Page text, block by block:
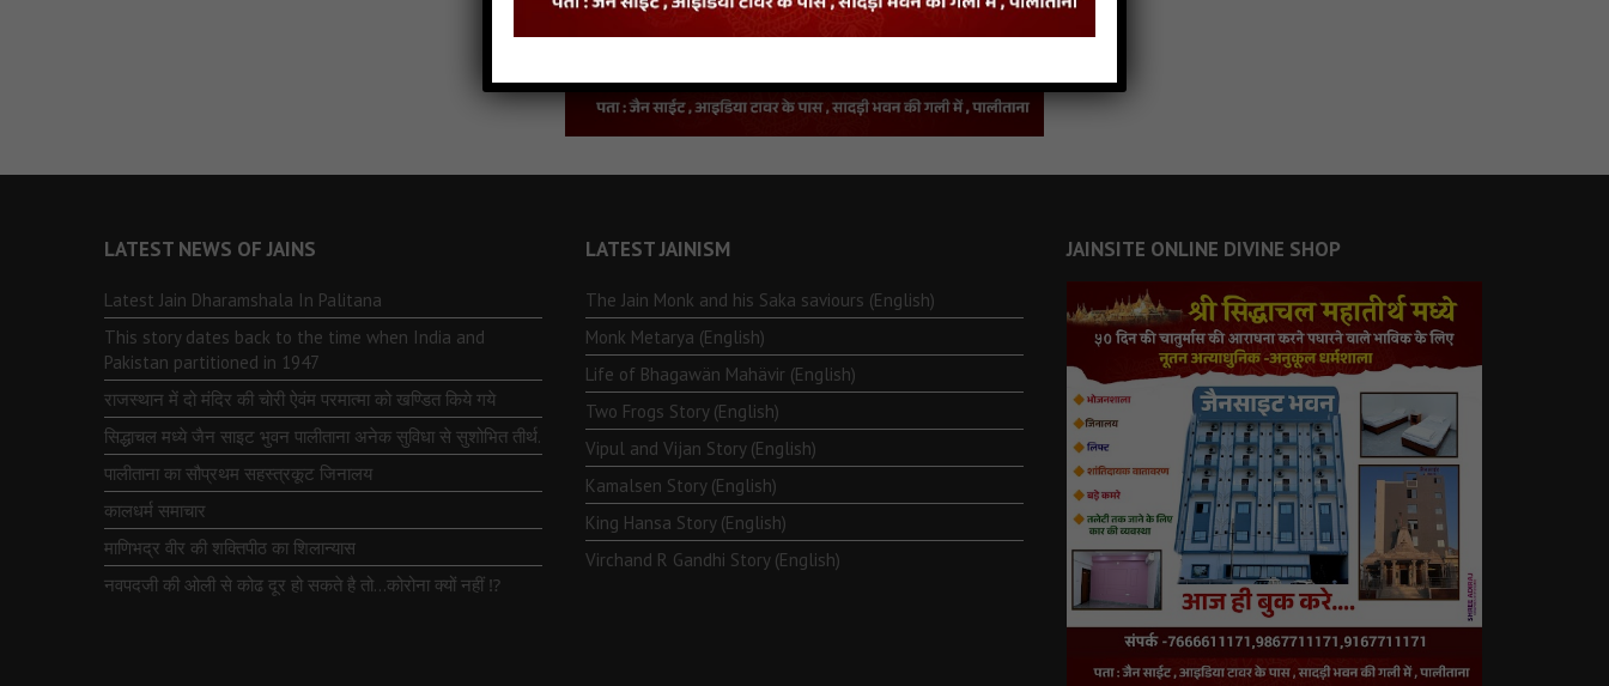
LATEST NEWS OF JAINS
Latest Jain Dharamshala In Palitana
This story dates back to the time when India and
Pakistan partitioned in 1947
राजस्थान में दो मंदिर की चोरी ऐवंम परमात्मा को खण्डित किये गये
सिद्धाचल मध्ये जैन साइट भुवन पालीताना अनेक सुविधा से सुशोभित तीर्थ.
पालीताना का सौप्रथम सहस्त्रकूट जिनालय
कालधर्म समाचार
माणिभद्र वीर की शक्तिपीठ का शिलान्यास
नवपदजी की ओली से कोढ दूर हो सकते है तो…कोरोना क्यों नहीं ⁉️
LATEST JAINISM
The Jain Monk and his Saka saviours (English)
Monk Metarya (English)
Life of Bhagawän Mahävir (English)
Two Frogs Story (English)
Vipul and Vijan Story (English)
Kamalsen Story (English)
King Hansa Story (English)
Virchand R Gandhi Story (English)
JAINSITE ONLINE DIVINE SHOP